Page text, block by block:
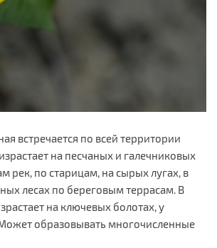
встречается по всей территории
на песчаных и галечниковых
рек, по старицам, на сырых лугах, в
лесах по береговым террасам. В
на ключевых болотах, у
образовывать многочисленные